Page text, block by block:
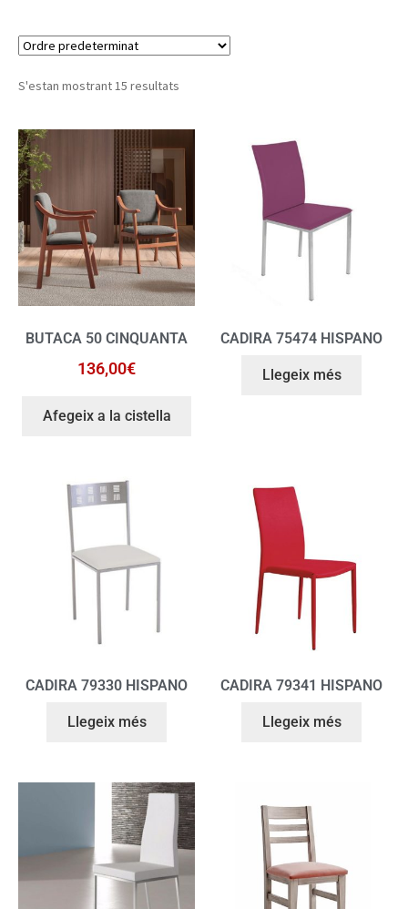
S'estan mostrant 15 resultats
BUTACA 50 CINQUANTA
136,00€
Afegeix a la cistella
CADIRA 75474 HISPANO
Llegeix més
CADIRA 79330 HISPANO
Llegeix més
CADIRA 79341 HISPANO
Llegeix més